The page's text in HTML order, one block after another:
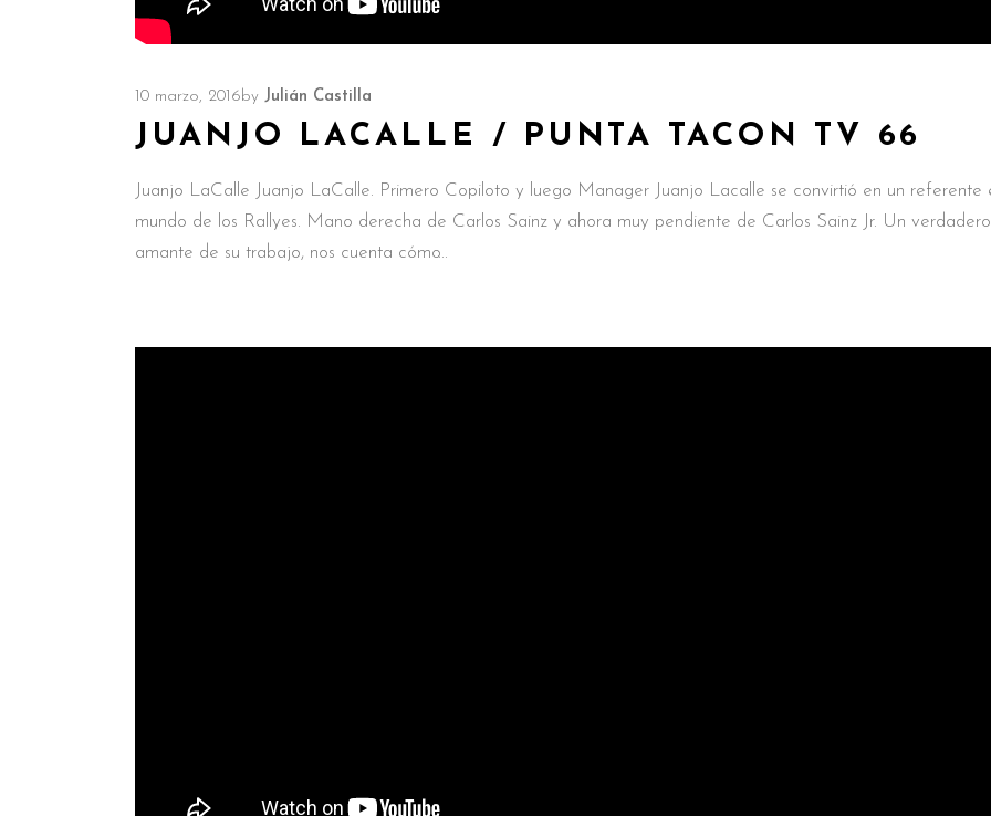
10 marzo, 2016 by Julián Castilla
JUANJO LACALLE / PUNTA TACON TV 66
Juanjo LaCalle Juanjo LaCalle. Primero Copiloto y luego Manager Juanjo Lacalle se convirtió en un referente
mundo de los Rallyes. Mano derecha de Carlos Sainz y ahora muy pendiente de Carlos Sainz Jr. Un verdadero
amante de su trabajo, nos cuenta cómo